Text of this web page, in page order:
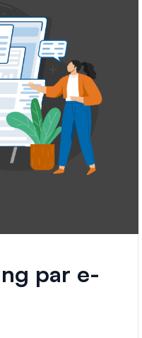
par e-